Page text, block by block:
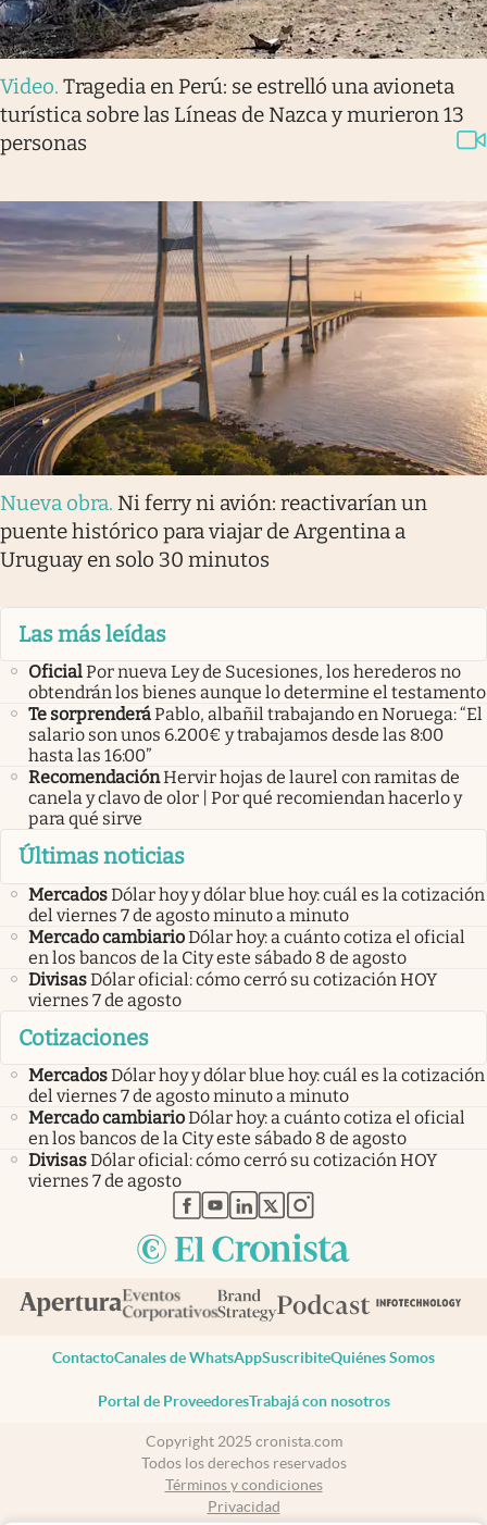
Video. Tragedia en Perú: se estrelló una avioneta
turística sobre las Líneas de Nazca y murieron 13
personas
Nueva obra. Ni ferry ni avión: reactivarían un
puente histórico para viajar de Argentina a
Uruguay en solo 30 minutos
Las más leídas
OficialPor nueva Ley de Sucesiones, los herederos no
obtendrán los bienes aunque lo determine el testamento
Te sorprenderáPablo, albañil trabajando en Noruega: “El
salario son unos 6.200€ y trabajamos desde las 8:00
hasta las 16:00”
RecomendaciónHervir hojas de laurel con ramitas de
canela y clavo de olor | Por qué recomiendan hacerlo y
para qué sirve
Últimas noticias
MercadosDólar hoy y dólar blue hoy: cuál es la cotización
del viernes 7 de agosto minuto a minuto
Mercado cambiarioDólar hoy: a cuánto cotiza el oficial
en los bancos de la City este sábado 8 de agosto
DivisasDólar oficial: cómo cerró su cotización HOY
viernes 7 de agosto
Cotizaciones
MercadosDólar hoy y dólar blue hoy: cuál es la cotización
del viernes 7 de agosto minuto a minuto
Mercado cambiarioDólar hoy: a cuánto cotiza el oficial
en los bancos de la City este sábado 8 de agosto
DivisasDólar oficial: cómo cerró su cotización HOY
viernes 7 de agosto
abre en nueva pestaña
abre en nueva pestaña
abre en nueva pestaña
abre en nueva pestaña
abre en nueva pestaña
ContactoCanales de WhatsAppSuscribiteQuiénes Somos
Portal de ProveedoresTrabajá con nosotros
Copyright 2025 cronista.com
Todos los derechos reservados
Términos y condiciones
Privacidad